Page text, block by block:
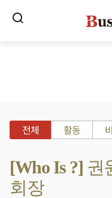
전체 활동
[Who Is ?] 권
회장